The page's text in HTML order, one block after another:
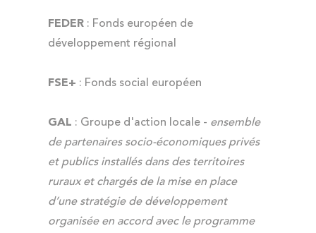
FEDER : Fonds européen de
développement régional
FSE+ : Fonds social européen
GAL : Groupe d'action locale - ensemble
de partenaires socio-économiques privés
et publics installés dans des territoires
ruraux et chargés de la mise en place
d’une stratégie de développement
organisée en accord avec le programme